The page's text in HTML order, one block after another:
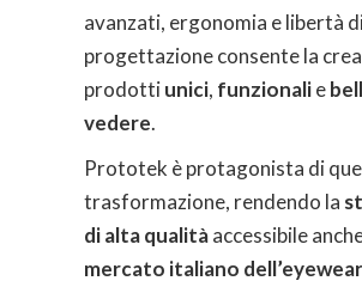
avanzati, ergonomia e libertà
progettazione consente la
prodottiunici, funzionalie
vedere.
Prototek è protagonista di
trasformazione, rendendo la
di alta qualitàaccessibile
mercato italiano dell’eyewear